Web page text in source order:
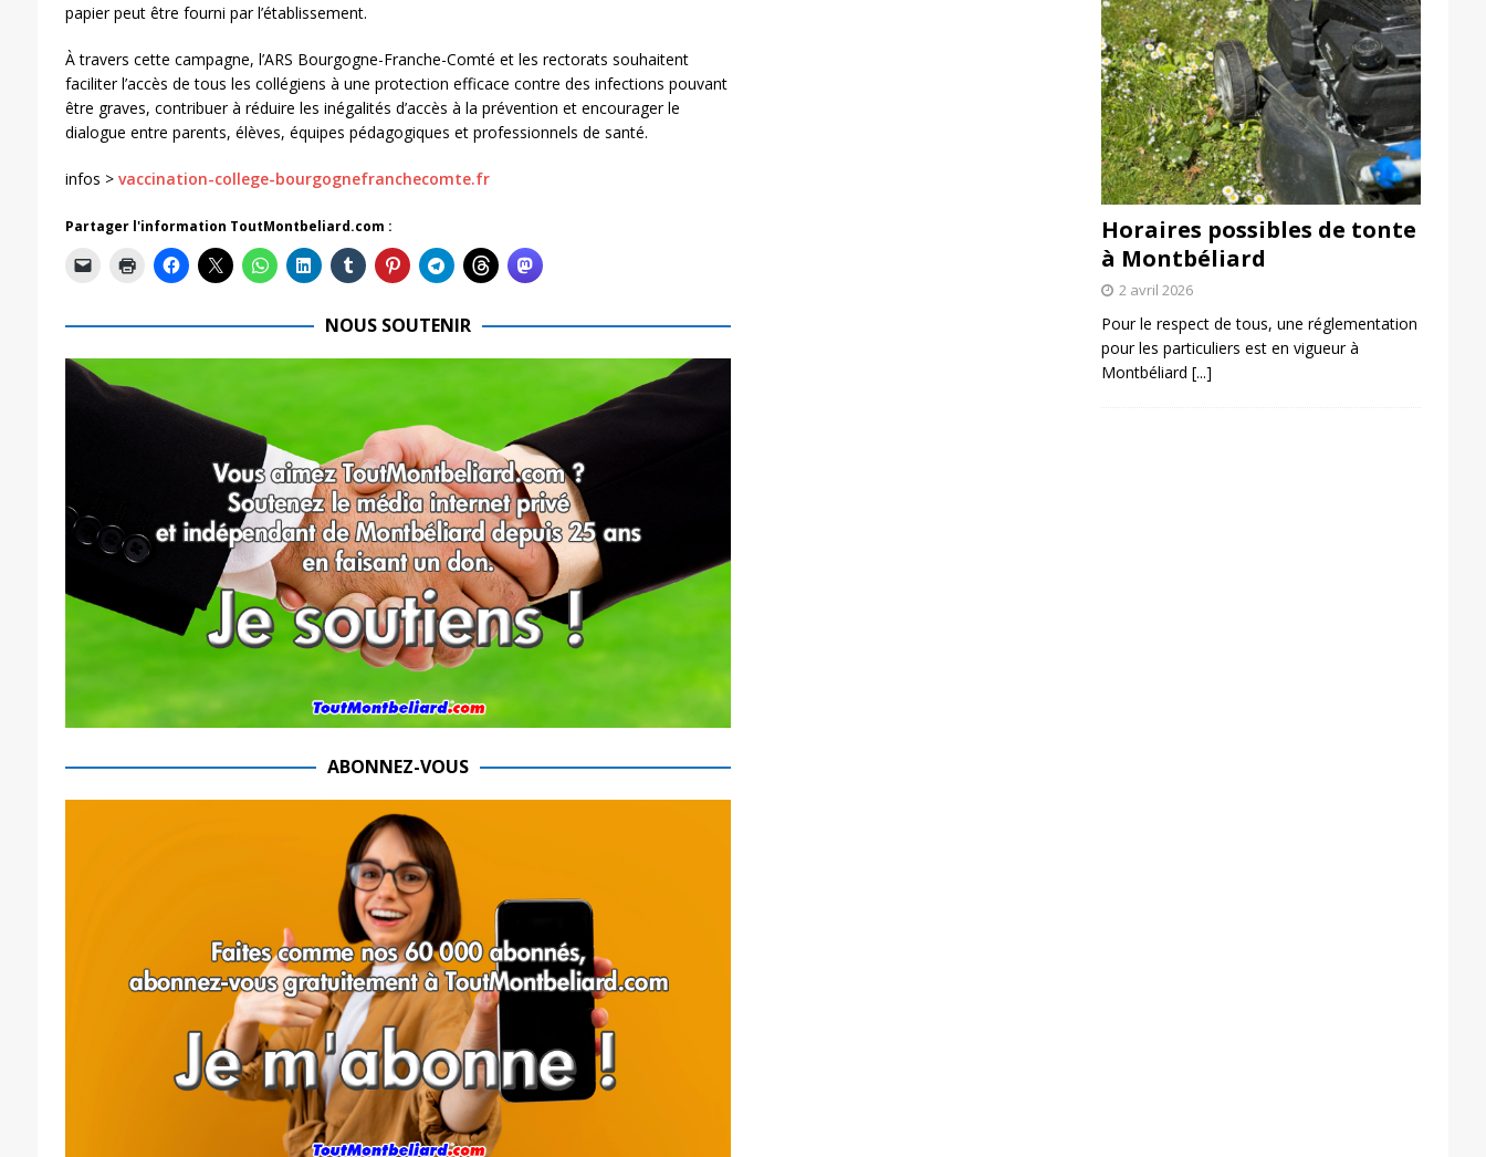
papier peut être fourni par l’établissement.
À travers cette campagne, l’ARS Bourgogne-Franche-Comté et les rectorats souhaitent
faciliter l’accès de tous les collégiens à une protection efficace contre des infections pouvant
être graves, contribuer à réduire les inégalités d’accès à la prévention et encourager le
dialogue entre parents, élèves, équipes pédagogiques et professionnels de santé.
infos > vaccination-college-bourgognefranchecomte.fr
Partager l'information ToutMontbeliard.com :
NOUS SOUTENIR
ABONNEZ-VOUS
Horaires possibles de tonte
à Montbéliard
2 avril 2026
Pour le respect de tous, une réglementation
pour les particuliers est en vigueur à
Montbéliard [...]